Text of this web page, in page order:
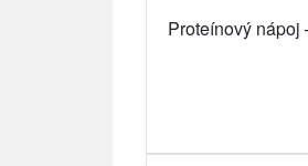
Proteínový nápoj